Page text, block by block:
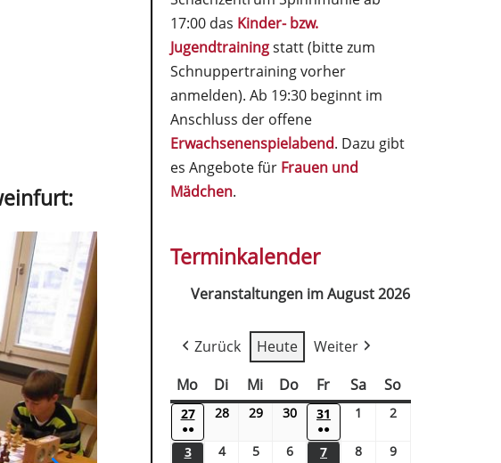
17:00 das Kinder- bzw.
Jugendtrainingstatt (bitte zum
Schnuppertraining vorher
anmelden). Ab 19:30 beginnt im
Anschluss der offene
Erwachsenenspielabend. Dazu gibt
es Angebote für Frauen und
Mädchen.
Terminkalender
Veranstaltungen im August 2026
Zurück Heute
Weiter
Mo
Di Mi Do Fr Sa So
27
●●
28 29 30 31
●●
1 2
3 4 5 6 7 8 9